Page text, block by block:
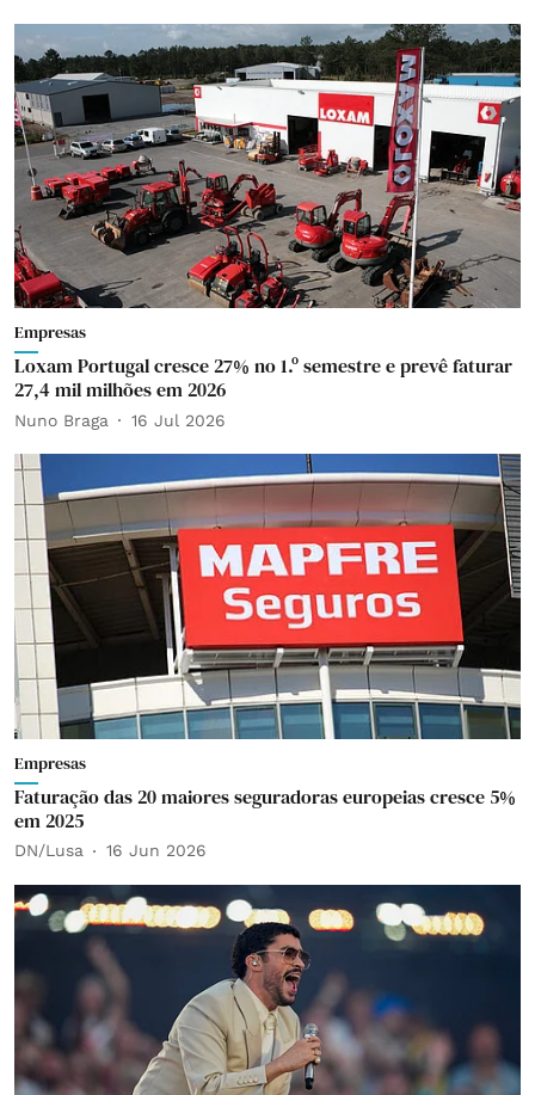
Empresas
Loxam Portugal cresce 27% no 1.º semestre e prevê faturar
27,4 mil milhões em 2026
Nuno Braga 16 Jul 2026
Empresas
Faturação das 20 maiores seguradoras europeias cresce 5%
em 2025
DN/Lusa 16 Jun 2026